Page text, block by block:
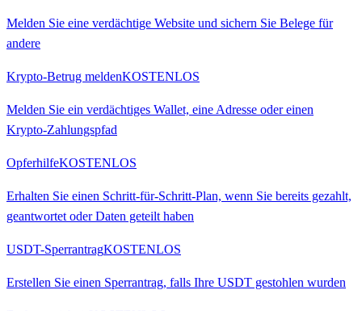
Melden Sie eine verdächtige Website und sichern Sie Belege für
andere
Krypto-Betrug meldenKOSTENLOS
Melden Sie ein verdächtiges Wallet, eine Adresse oder einen
Krypto-Zahlungspfad
OpferhilfeKOSTENLOS
Erhalten Sie einen Schritt-für-Schritt-Plan, wenn Sie bereits gezahlt,
geantwortet oder Daten geteilt haben
USDT-SperrantragKOSTENLOS
Erstellen Sie einen Sperrantrag, falls Ihre USDT gestohlen wurden